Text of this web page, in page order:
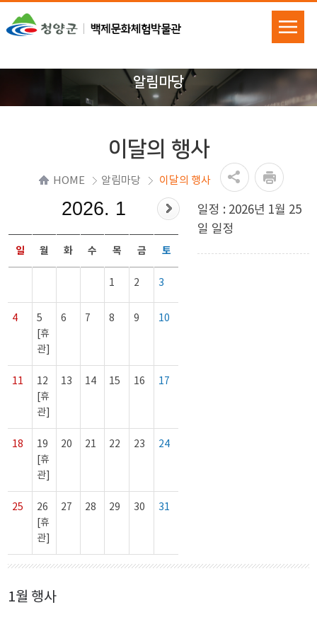
알림마당
이달의 행사
HOME 알림마당 이달의 행사
2026. 1
일 월 화 수 목 금 토
1 2 3
4
5
[휴
관]
6 7 8 9 10
11
12
[휴
관]
13 14 15 16 17
18
19
[휴
관]
20 21 22 23 24
25
26
[휴
관]
27 28 29 30 31
일정 : 2026년 1월 25
일 일정
1월 행사